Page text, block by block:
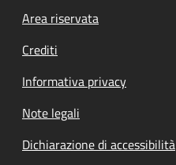
Footer menu
Area riservata
Crediti
Informativa privacy
Note legali
Dichiarazione di accessibilità